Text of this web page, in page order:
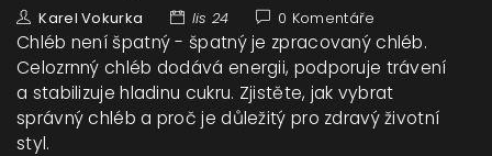
Karel Vokurka lis 24 0 Komentáře
Chléb není špatný - špatný je zpracovaný chléb.
Celozrnný chléb dodává energii, podporuje trávení
a stabilizuje hladinu cukru. Zjistěte, jak vybrat
správný chléb a proč je důležitý pro zdravý životní
styl.